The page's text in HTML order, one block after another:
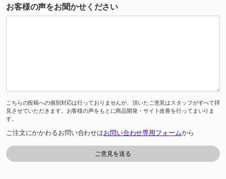
お客様の声をお聞かせください
こちらの投稿への個別対応は行っておりませんが、頂いたご意見はスタッフがすべて拝
見させていただきます。お客様の声をもとに商品開発・サイト改善を行ってまいりま
す。
ご注文にかかわるお問い合わせはお問い合わせ専用フォームから